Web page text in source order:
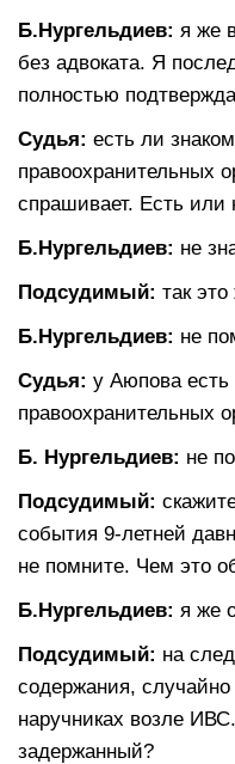
Б.Нургельдиев: я же
без адвоката. Я
полностью
Судья: есть ли
правоохранительных
спрашивает. Есть или
Б.Нургельдиев: не
Подсудимый: так
Б.Нургельдиев: не
Судья: у Аюпова есть
правоохранительных
Б. Нургельдиев: не
Подсудимый:
события 9-летней
не помните. Чем это
Б.Нургельдиев: я же
Подсудимый: на
содержания,
наручниках возле
задержанный?